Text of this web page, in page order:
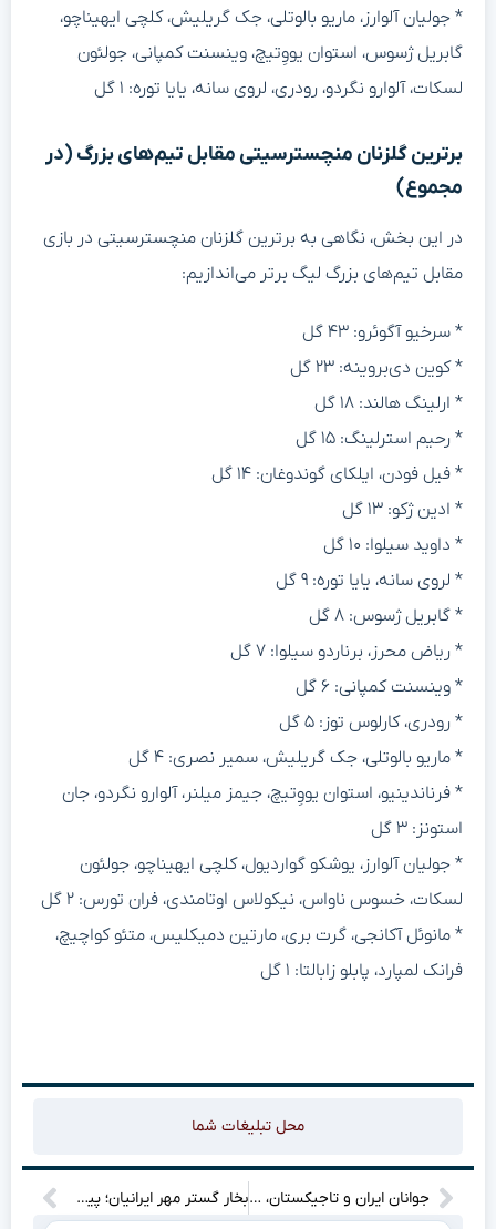
* جولیان آلوارز، ماریو بالوتلی، جک گریلیش، کلچی ایهیناچو،
گابریل ژسوس، استوان یووِتیچ، وینسنت کمپانی، جولئون
لسکات، آلوارو نگردو، رودری، لروی سانه، یایا توره: ۱ گل
برترین گلزنان منچسترسیتی مقابل تیم‌های بزرگ (در
مجموع)
در این بخش، نگاهی به برترین گلزنان منچسترسیتی در بازی
مقابل تیم‌های بزرگ لیگ برتر می‌اندازیم:
* سرخیو آگوئرو: ۴۳ گل
* کوین دی‌بروینه: ۲۳ گل
* ارلینگ هالند: ۱۸ گل
* رحیم استرلینگ: ۱۵ گل
* فیل فودن، ایلکای گوندوغان: ۱۴ گل
* ادین ژکو: ۱۳ گل
* داوید سیلوا: ۱۰ گل
* لروی سانه، یایا توره: ۹ گل
* گابریل ژسوس: ۸ گل
* ریاض محرز، برناردو سیلوا: ۷ گل
* وینسنت کمپانی: ۶ گل
* رودری، کارلوس توز: ۵ گل
* ماریو بالوتلی، جک گریلیش، سمیر نصری: ۴ گل
* فرناندینیو، استوان یووِتیچ، جیمز میلنر، آلوارو نگردو، جان
استونز: ۳ گل
* جولیان آلوارز، یوشکو گواردیول، کلچی ایهیناچو، جولئون
لسکات، خسوس ناواس، نیکولاس اوتامندی، فران تورس: ۲ گل
* مانوئل آکانجی، گرت بری، مارتین دمیکلیس، متئو کواچیچ،
فرانک لمپارد، پابلو زابالتا: ۱ گل
محل تبلیغات شما
جوانان ایران و تاجیکستان، با ورزشی مشترک، آینده‌ای روشن می‌سازند! بخار گستر مهر ایرانیان؛ پیشگام صنعت بخار و تجهیزات صنعتی در ایران